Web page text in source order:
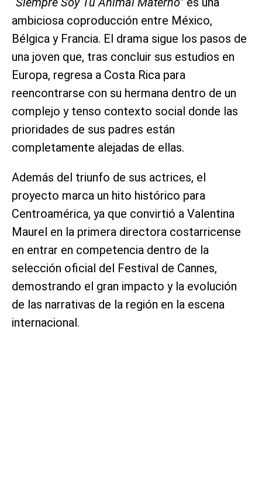
ambiciosa coproducción entre México,
Bélgica y Francia. El drama sigue los pasos de
una joven que, tras concluir sus estudios en
Europa, regresa a Costa Rica para
reencontrarse con su hermana dentro de un
complejo y tenso contexto social donde las
prioridades de sus padres están
completamente alejadas de ellas.
Además del triunfo de sus actrices, el
proyecto marca un hito histórico para
Centroamérica, ya que convirtió a Valentina
Maurel en la primera directora costarricense
en entrar en competencia dentro de la
selección oficial del Festival de Cannes,
demostrando el gran impacto y la evolución
de las narrativas de la región en la escena
internacional.